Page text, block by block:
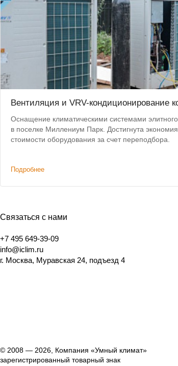
Вентиляция и VRV-кондиционирование
Оснащение климатическими системами
в поселке Миллениум Парк. Достигнута
стоимости оборудования за счет переподбора.
Подробнее
Связаться с нами
+7 495 649-39-09
info@iclim.ru
г. Москва, Муравская 24, подъезд 4
© 2008 — 2026, Компания «Умный климат»
зарегистрированный товарный знак